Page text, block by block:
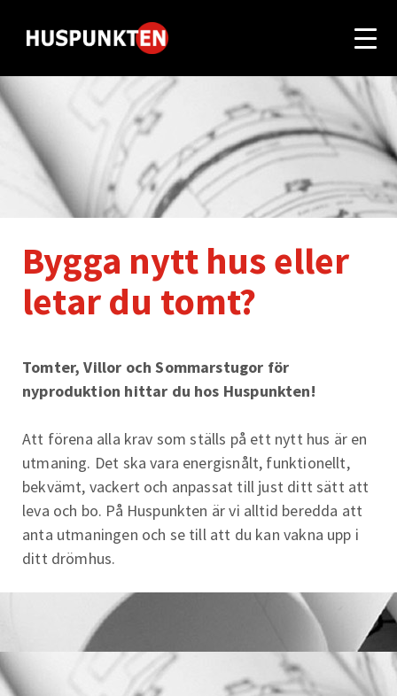
Bygga nytt hus eller
letar du tomt?
Tomter, Villor och Sommarstugor för
nyproduktion hittar du hos Huspunkten!
Att förena alla krav som ställs på ett nytt hus är en
utmaning. Det ska vara energisnålt, funktionellt,
bekvämt, vackert och anpassat till just ditt sätt att
leva och bo. På Huspunkten är vi alltid beredda att
anta utmaningen och se till att du kan vakna upp i
ditt drömhus.